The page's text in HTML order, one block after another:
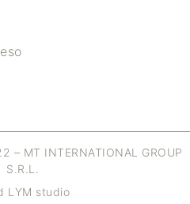
MT INTERNATIONAL GROUP
S.R.L.
LYM studio